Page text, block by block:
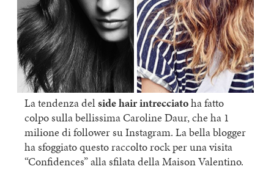
La tendenza delside hair intrecciatoha fatto
colpo sulla bellissima Caroline Daur, che ha 1
milione di follower su Instagram. La bella blogger
ha sfoggiato questo raccolto rock per una visita
“Confidences” alla sfilata della Maison Valentino.